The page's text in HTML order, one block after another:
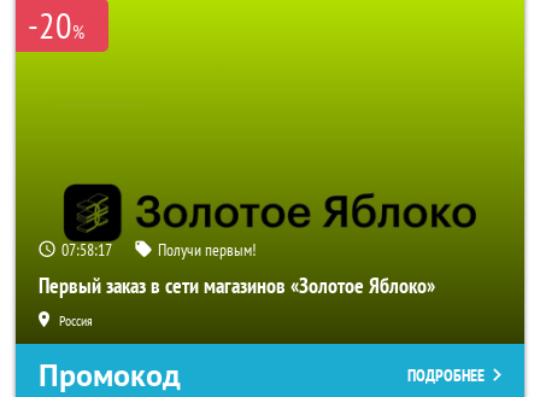
-20%
07:58:16 Получи первым!
Первый заказ в сети магазинов «Золотое Яблоко»
Россия
Промокод ПОДРОБНЕЕ